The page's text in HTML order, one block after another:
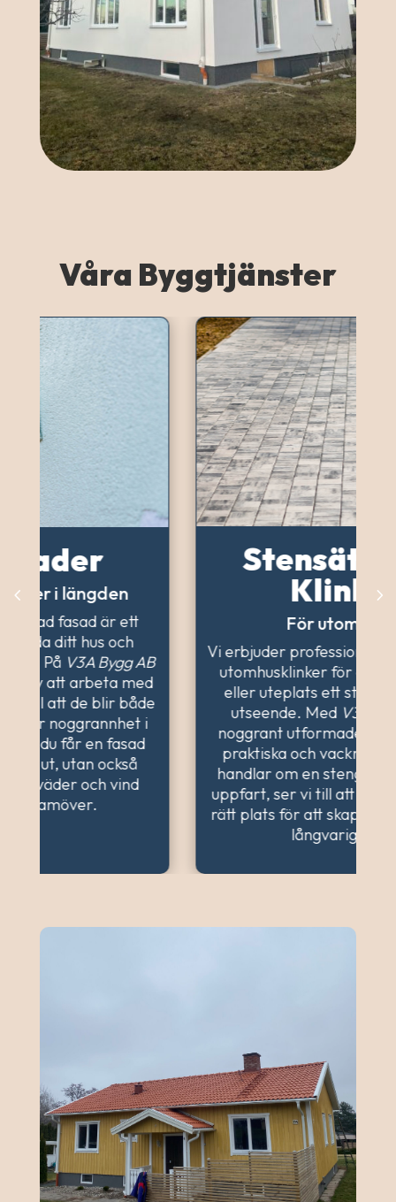
Våra Byggtjänster
Stensättning &
För utomhusbruk
Vi erbjuder professionell stensättning och
utomhusklinker för att ge din trädgård
eller uteplats ett stilrent och hållbart
utseende. Med
V3A Bygg ABfår du
noggrant utformade ytor som både är
praktiska och vackra. Oavsett om det
handlar om en stengång, uteplats eller
uppfart, ser vi till att varje sten ligger på
rätt plats för att skapa en harmonisk och